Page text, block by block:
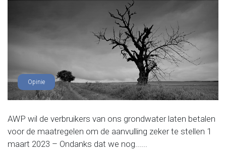
Opinie
AWP wil de verbruikers van ons grondwater laten betalen
voor de maatregelen om de aanvulling zeker te stellen 1
maart 2023 – Ondanks dat we nog......